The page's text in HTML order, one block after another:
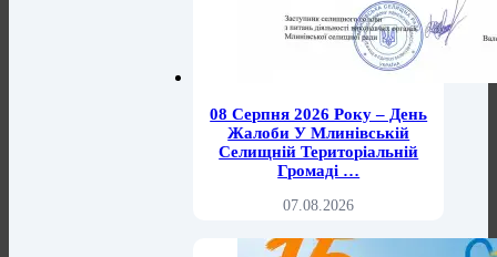
08 Серпня 2026 Року – День
Жалоби У Млинівській
Селищній Територіальній
Громаді …
07.08.2026